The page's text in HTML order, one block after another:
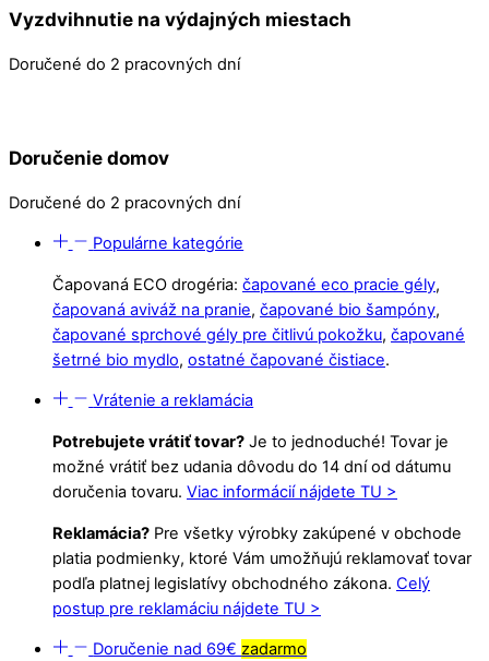
Vyzdvihnutie na výdajných miestach
Doručené do 2 pracovných dní
Doručenie domov
Doručené do 2 pracovných dní
Populárne kategórie
Čapovaná ECO drogéria: čapované eco pracie gély,
čapovaná aviváž na pranie, čapované bio šampóny,
čapované sprchové gély pre čitlivú pokožku, čapované
šetrné bio mydlo, ostatné čapované čistiace.
Vrátenie a reklamácia
Potrebujete vrátiť tovar? Je to jednoduché! Tovar je
možné vrátiť bez udania dôvodu do 14 dní od dátumu
doručenia tovaru. Viac informácií nájdete TU >
Reklamácia? Pre všetky výrobky zakúpené v obchode
platia podmienky, ktoré Vám umožňujú reklamovať tovar
podľa platnej legislatívy obchodného zákona. Celý
postup pre reklamáciu nájdete TU >
Doručenie nad 69€zadarmo